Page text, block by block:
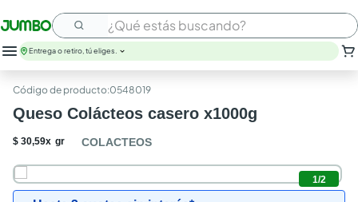
¿Qué estás buscando?
huevos
arroz
nutribela
aceite
Entrega o retiro, tú eliges.
:0548019
Queso Colácteos casero x1000g
$ 30,59x gr COLACTEOS
1/2